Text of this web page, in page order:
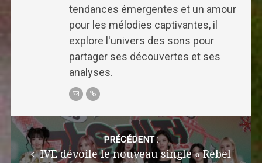
tendances émergentes et un amour
pour les mélodies captivantes, il
explore l'univers des sons pour
partager ses découvertes et ses
analyses.
Post
navigation
PRÉCÉDENT :
IVE dévoile le nouveau single « Rebel